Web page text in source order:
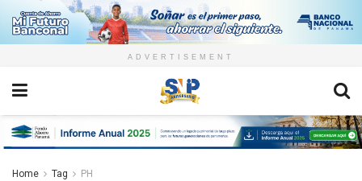
ADVERTISEMENT
Home Tag PH